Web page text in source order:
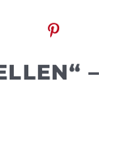
–